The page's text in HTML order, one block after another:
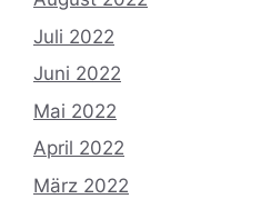
Juli 2022
Juni 2022
Mai 2022
April 2022
März 2022